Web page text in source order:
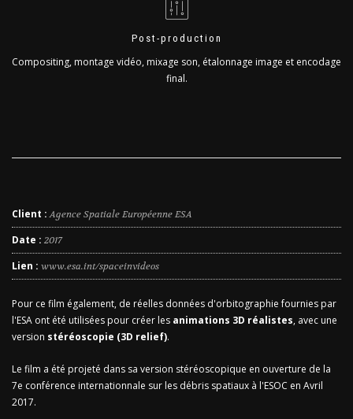
Post-production
Compositing, montage vidéo, mixage son, étalonnage image et encodage
final.
Client :Agence Spatiale Européenne ESA
Date : 2017
Lien : www.esa.int/spaceinvideos
Pour ce film également, de réelles données d'orbitographie fournies par
l'ESA ont été utilisées pour créer les animations 3D réalistes, avec une
version stéréoscopie (3D relief).
Le film a été projeté dans sa version stéréoscopique en ouverture de la
7e conférence internationnale sur les débris spatiaux à l'ESOC en Avril
2017.